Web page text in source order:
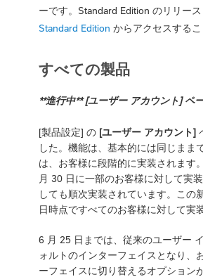
ーです。Standard Edition のリリース
Standard Edition からアクセスするこ
すべての製品
**進行中** [ユーザー アカウント] ペ
[製品設定] の [ユーザー アカウント]
した。機能は、基本的には同じまま
は、お客様に段階的に実装されます
月 30 日に一部のお客様に対して実
しても順次実装されています。この
日時点ですべてのお客様に対して実
6 月 25 日までは、従来のユーザー
ォルトのインターフェイスとなり、
ーフェイスに切り替えるオプション